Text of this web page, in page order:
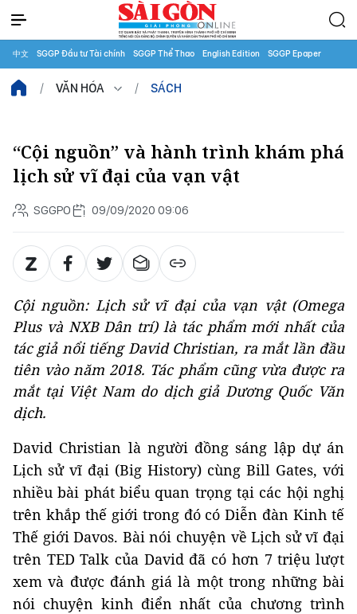
中文 SGGP Đầu tư Tài chính SGGP Thể Thao English Edition SGGP Epaper
VĂN HÓA SÁCH
“Cội nguồn” và hành trình khám phá
lịch sử vĩ đại của vạn vật
SGGPO 09/09/2020 09:06
Cội nguồn: Lịch sử vĩ đại của vạn vật(Omega
Plus và NXB Dân trí) là tác phẩm mới nhất của
tác giả nổi tiếng David Christian, ra mắt lần đầu
tiên vào năm 2018. Tác phẩm cũng vừa được ra
mắt tại Việt Nam do dịch giả Dương Quốc Văn
dịch.
David Christian là người đồng sáng lập dự án
Lịch sử vĩ đại (Big History) cùng Bill Gates, với
nhiều bài phát biểu quan trọng tại các hội nghị
trên khắp thế giới trong đó có Diễn đàn Kinh tế
Thế giới Davos. Bài nói chuyện về Lịch sử vĩ đại
trên TED Talk của David đã có hơn 7 triệu lượt
xem và được đánh giá là một trong những bài
nói chuyện kinh điển nhất của chương trình